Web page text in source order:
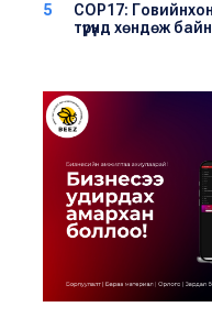
5
COP17:
түрүүнд хөндөж